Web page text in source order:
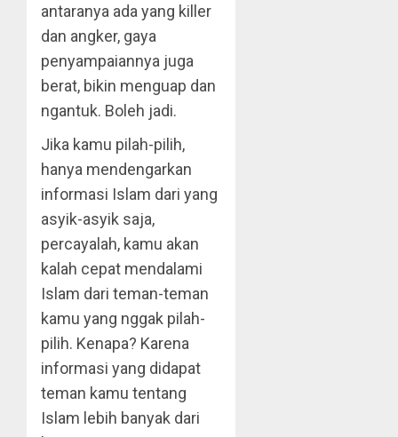
antaranya ada yang killer
dan angker, gaya
penyampaiannya juga
berat, bikin menguap dan
ngantuk. Boleh jadi.
Jika kamu pilah-pilih,
hanya mendengarkan
informasi Islam dari yang
asyik-asyik saja,
percayalah, kamu akan
kalah cepat mendalami
Islam dari teman-teman
kamu yang nggak pilah-
pilih. Kenapa? Karena
informasi yang didapat
teman kamu tentang
Islam lebih banyak dari